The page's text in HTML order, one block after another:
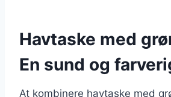
Havtaske med
En sund og
At kombinere havtaske med